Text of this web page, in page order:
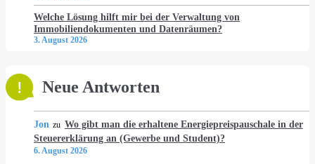
Welche Lösung hilft mir bei der Verwaltung von
Immobiliendokumenten und Datenräumen?
3. August 2026
Neue Antworten
Jon zu Wo gibt man die erhaltene Energiepreispauschale in der
Steuererklärung an (Gewerbe und Student)?
6. August 2026